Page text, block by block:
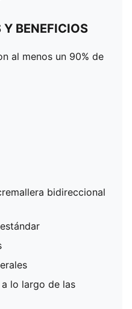
BENEFICIOS
al menos un 90% de
bidireccional
lo largo de las